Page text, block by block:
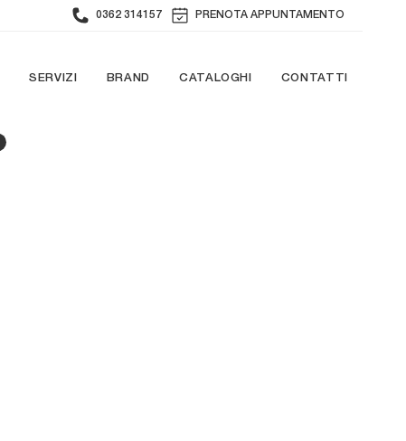
0362 314157 PRENOTA APPUNTAMENTO
SERVIZI BRAND CATALOGHI CONTATTI